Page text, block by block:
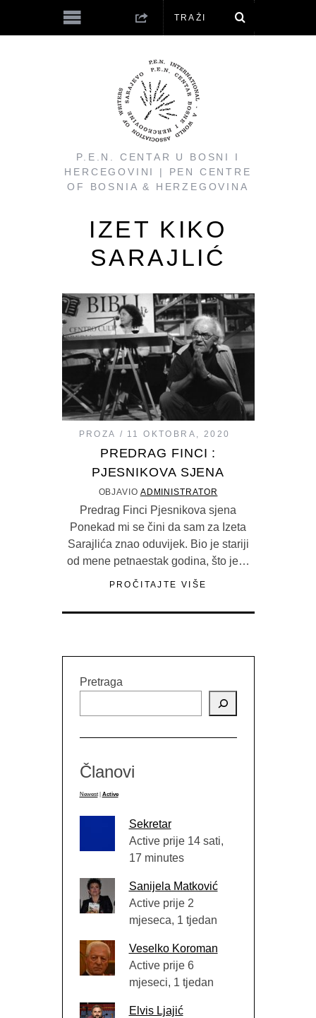
P.E.N. CENTAR U BOSNI I
HERCEGOVINI | PEN CENTRE
OF BOSNIA & HERZEGOVINA
IZET KIKO
SARAJLIĆ
PROZA 11 OKTOBRA, 2020
PREDRAG FINCI :
PJESNIKOVA SJENA
OBJAVIO ADMINISTRATOR
Predrag Finci Pjesnikova sjena
Ponekad mi se čini da sam za Izeta
Sarajlića znao oduvijek. Bio je stariji
od mene petnaestak godina, što je…
PROČITAJTE VIŠE
Pretraga
Članovi
Newest Active
Sekretar
Active prije 14 sati,
17 minutes
Sanijela Matković
Active prije 2
mjeseca, 1 tjedan
Veselko Koroman
Active prije 6
mjeseci, 1 tjedan
Elvis Ljajić